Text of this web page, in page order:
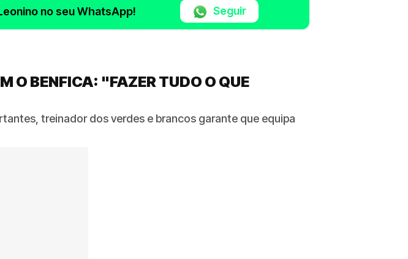
no seu WhatsApp! Seguir
O BENFICA: "FAZER TUDO O QUE
treinador dos verdes e brancos garante que equipa